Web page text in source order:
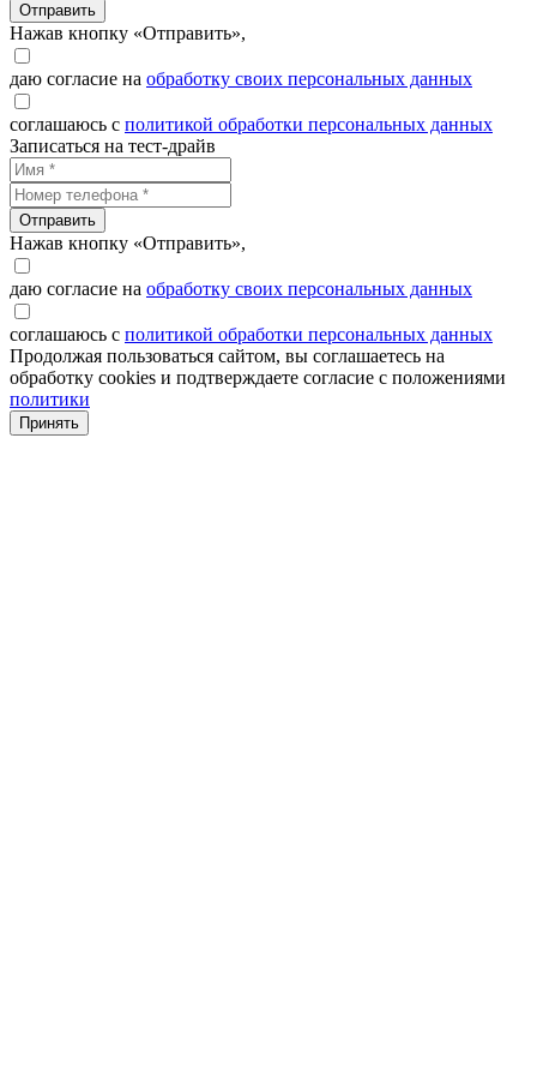
Отправить
Нажав кнопку «Отправить»,
даю согласие на обработку своих персональных данных
соглашаюсь с политикой обработки персональных данных
Записаться на тест-драйв
Отправить
Нажав кнопку «Отправить»,
даю согласие на обработку своих персональных данных
соглашаюсь с политикой обработки персональных данных
Продолжая пользоваться сайтом, вы соглашаетесь на
обработку cookies и подтверждаете согласие с положениями
политики
Принять